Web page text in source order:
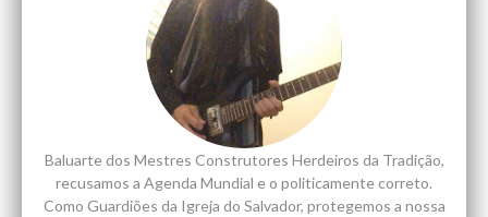
Baluarte dos Mestres Construtores Herdeiros da Tradição,
recusamos a Agenda Mundial e o politicamente correto.
Como Guardiões da Igreja do Salvador, protegemos a nossa